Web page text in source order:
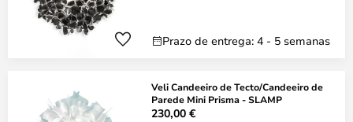
Prazo de entrega: 4 - 5 semanas
Veli Candeeiro de Tecto/Candeeiro de
Parede Mini Prisma - SLAMP
230,00 €